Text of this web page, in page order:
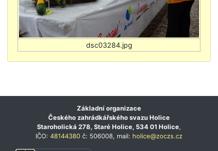
Základní organizace
Českého zahrádkářského svazu Holice
Staroholická 278, Staré Holice, 534 01 Holice,
IČO: 48144380 č: 506008, mail: holice@zoczs.cz